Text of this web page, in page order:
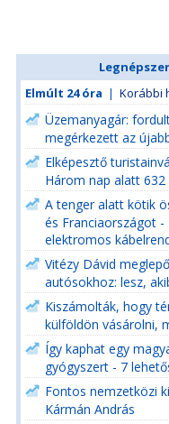
Elmúlt 24 óra | Korábbi
Üzemanyagár:
megérkezett az
Elképesztő
Három nap alatt
A tenger alatt kötik
és Franciaországot
elektromos
Vitézy Dávid
autósokhoz: lesz,
Kiszámolták, hogy
külföldön vásárolni,
Így kaphat egy
gyógyszert - 7
Fontos nemzetközi
Kármán András